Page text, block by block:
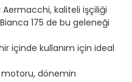
Aermacchi, kaliteli işçiliği
175 de bu geleneği
içinde kullanım için ideal
motoru, dönemin